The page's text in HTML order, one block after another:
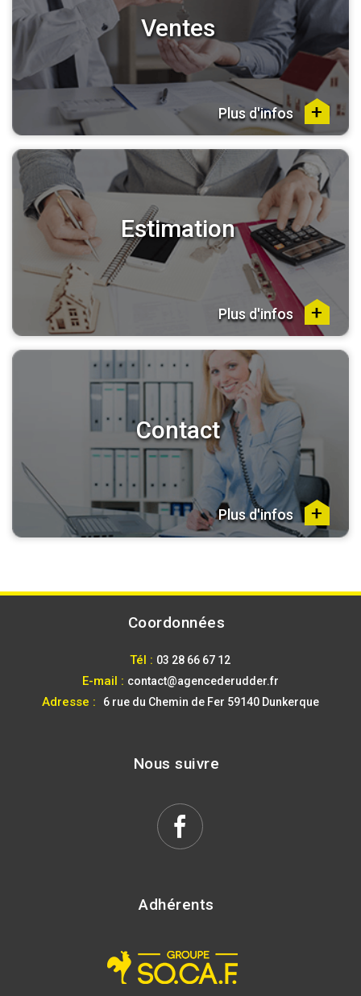
Ventes
Plus d'infos
Estimation
Plus d'infos
Contact
Plus d'infos
Coordonnées
Tél : 03 28 66 67 12
E-mail : contact@agencederudder.fr
Adresse : 6 rue du Chemin de Fer 59140 Dunkerque
Nous suivre
Adhérents